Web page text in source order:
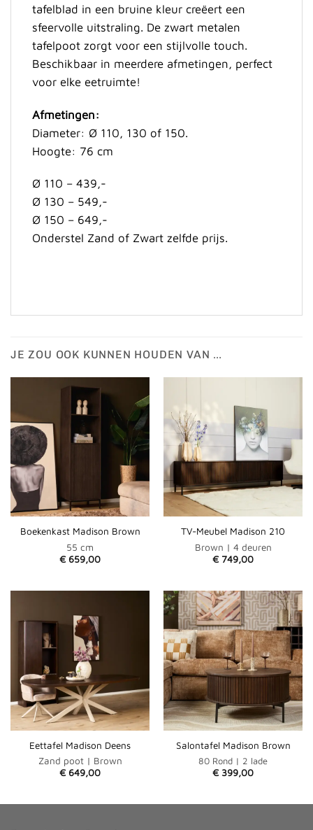
tafelblad in een bruine kleur creëert een
sfeervolle uitstraling. De zwart metalen
tafelpoot zorgt voor een stijlvolle touch.
Beschikbaar in meerdere afmetingen, perfect
voor elke eetruimte!
Afmetingen:
Diameter: Ø 110, 130 of 150.
Hoogte: 76 cm
Ø 110 – 439,-
Ø 130 – 549,-
Ø 150 – 649,-
Onderstel Zand of Zwart zelfde prijs.
JE ZOU OOK KUNNEN HOUDEN VAN …
Boekenkast Madison Brown
55 cm
€ 659,00
TV-Meubel Madison 210
Brown | 4 deuren
€ 749,00
Eettafel Madison Deens
Zand poot | Brown
€ 649,00
Salontafel Madison Brown
80 Rond | 2 lade
€ 399,00